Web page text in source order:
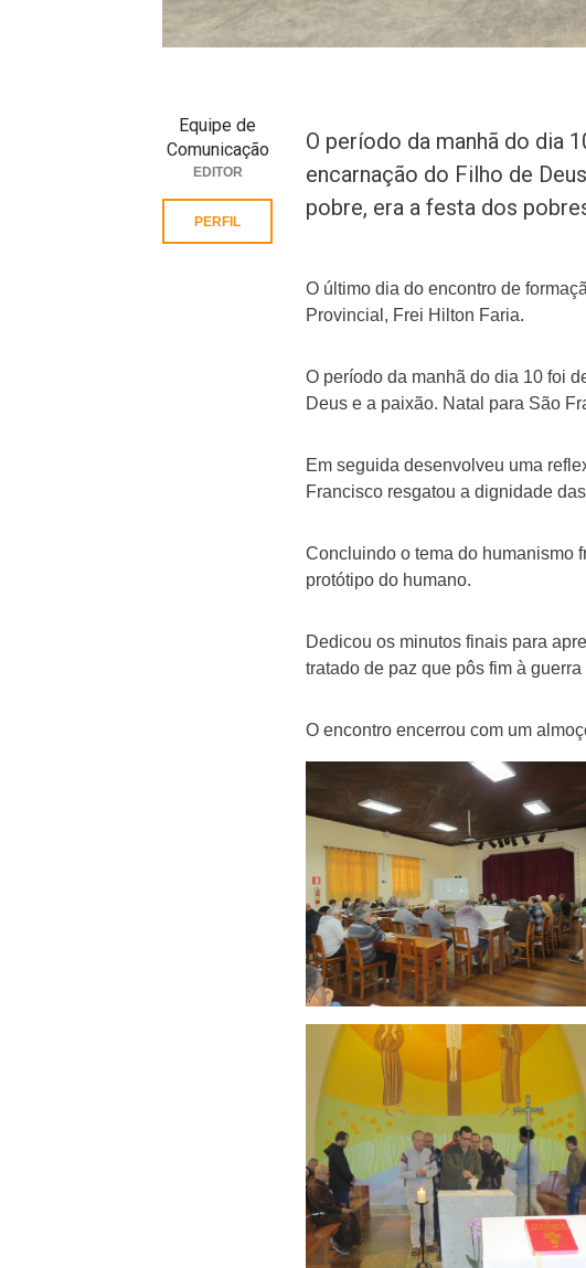
O período da manhã do dia
encarnação do Filho de
pobre, era a festa dos
O último dia do encontro de
Provincial, Frei Hilton Faria.
O período da manhã do dia 10 foi
Deus e a paixão. Natal para São
Em seguida desenvolveu uma
Francisco resgatou a dignidade
Concluindo o tema do humanismo
protótipo do humano.
Dedicou os minutos finais para
tratado de paz que pôs fim à
O encontro encerrou com um
Equipe de
Comunicação
EDITOR
PERFIL